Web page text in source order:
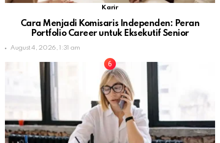
Karir
Cara Menjadi Komisaris Independen: Peran
Portfolio Career untuk Eksekutif Senior
August 4, 2026, 1:31 am